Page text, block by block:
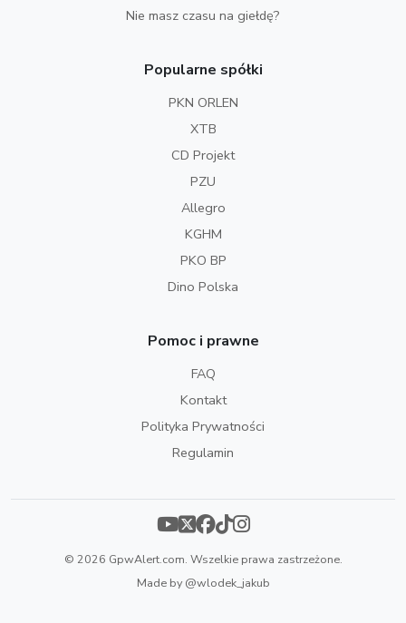
Nie masz czasu na giełdę?
Popularne spółki
PKN ORLEN
XTB
CD Projekt
PZU
Allegro
KGHM
PKO BP
Dino Polska
Pomoc i prawne
FAQ
Kontakt
Polityka Prywatności
Regulamin
© 2026 GpwAlert.com. Wszelkie prawa zastrzeżone.
Made by@wlodek_jakub